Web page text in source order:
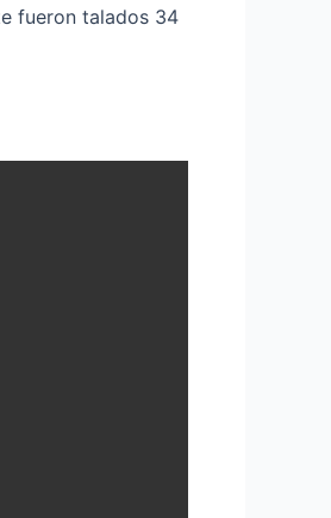
fueron talados 34